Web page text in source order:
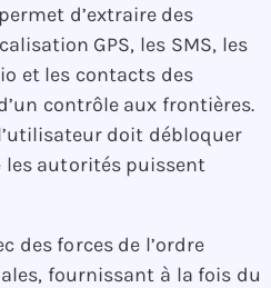
d’extraire des
GPS, les SMS, les
et les contacts des
contrôle aux frontières.
doit débloquer
les autorités puissent
des forces de l’ordre
fournissant à la fois du